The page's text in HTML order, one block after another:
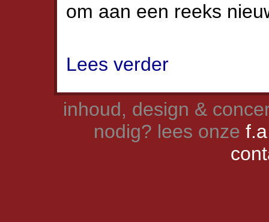
om aan een reeks
Lees verder
inhoud, design &
nodig? lees onze